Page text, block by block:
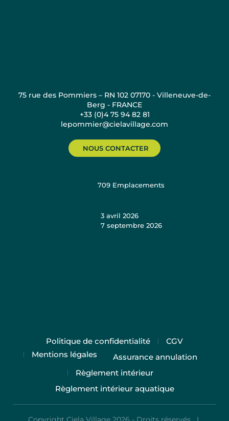
75 rue des Pommiers – RN 102 07170 - Villeneuve-de-
Berg - FRANCE
+33 (0)4 75 94 82 81
lepommier@cielavillage.com
NOUS CONTACTER
709 Emplacements
3 avril 2026
7 septembre 2026
Politique de confidentialité
CGV
Mentions légales
Assurance annulation
Règlement intérieur
Règlement intérieur aquatique